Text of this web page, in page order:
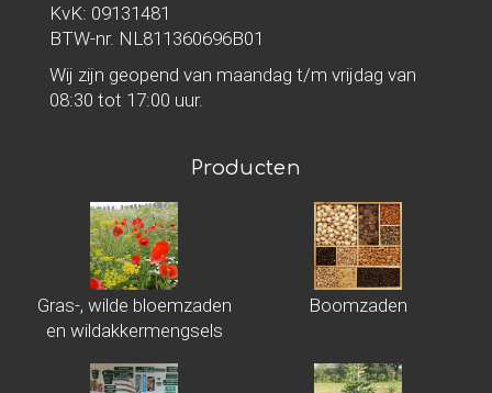
KvK: 09131481
BTW-nr. NL811360696B01
Wij zijn geopend van maandag t/m vrijdag van
08:30 tot 17:00 uur.
Producten
Gras-, wilde bloemzaden
en wildakkermengsels
Boomzaden